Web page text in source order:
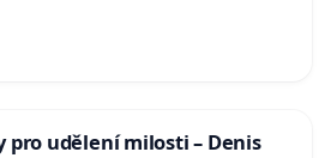
pro udělení milosti – Denis